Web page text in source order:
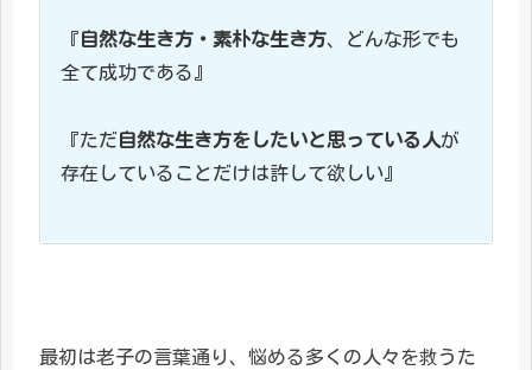
『自然な生き方・素朴な生き方、どんな形でも
全て成功である』
『ただ自然な生き方をしたいと思っている人が
存在していることだけは許して欲しい』
最初は老子の言葉通り、悩める多くの人々を救うた